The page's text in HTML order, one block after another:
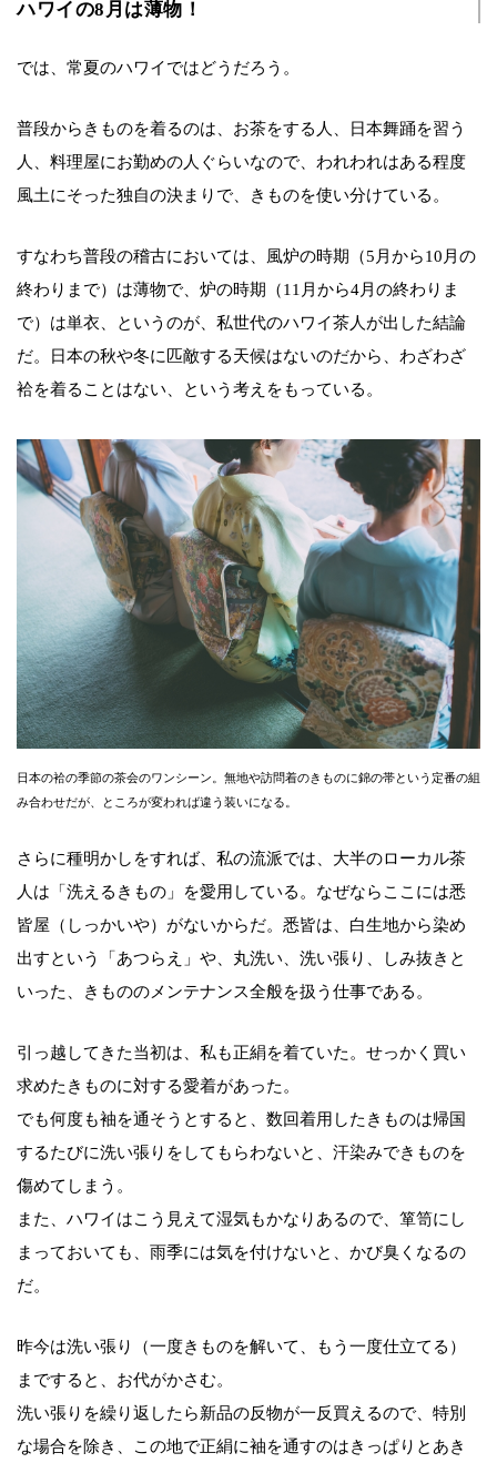
ハワイの8月は薄物！
では、常夏のハワイではどうだろう。
普段からきものを着るのは、お茶をする人、日本舞踊を習う
人、料理屋にお勤めの人ぐらいなので、われわれはある程度
風土にそった独自の決まりで、きものを使い分けている。
すなわち普段の稽古においては、風炉の時期（5月から10月の
終わりまで）は薄物で、炉の時期（11月から4月の終わりま
で）は単衣、というのが、私世代のハワイ茶人が出した結論
だ。日本の秋や冬に匹敵する天候はないのだから、わざわざ
袷を着ることはない、という考えをもっている。
日本の袷の季節の茶会のワンシーン。無地や訪問着のきものに錦の帯という定番の組
み合わせだが、ところが変われば違う装いになる。
さらに種明かしをすれば、私の流派では、大半のローカル茶
人は「洗えるきもの」を愛用している。なぜならここには悉
皆屋（しっかいや）がないからだ。悉皆は、白生地から染め
出すという「あつらえ」や、丸洗い、洗い張り、しみ抜きと
いった、きもののメンテナンス全般を扱う仕事である。
引っ越してきた当初は、私も正絹を着ていた。せっかく買い
求めたきものに対する愛着があった。
でも何度も袖を通そうとすると、数回着用したきものは帰国
するたびに洗い張りをしてもらわないと、汗染みできものを
傷めてしまう。
また、ハワイはこう見えて湿気もかなりあるので、箪笥にし
まっておいても、雨季には気を付けないと、かび臭くなるの
だ。
昨今は洗い張り（一度きものを解いて、もう一度仕立てる）
まですると、お代がかさむ。
洗い張りを繰り返したら新品の反物が一反買えるので、特別
な場合を除き、この地で正絹に袖を通すのはきっぱりとあき